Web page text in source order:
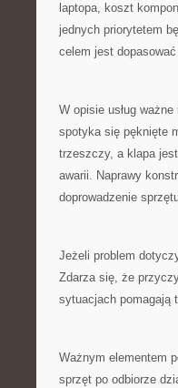
laptopa, koszt
jednych priorytetem
celem jest
W opisie usług
spotyka się pęknięte
trzeszczy, a klapa
awarii. Naprawy
doprowadzenie
Jeżeli problem
Zdarza się, że
sytuacjach pomagają
Ważnym elementem
sprzęt po odbiorze